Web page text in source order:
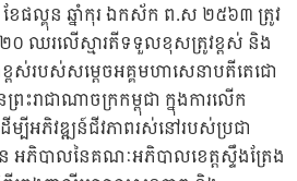
ខែផល្គុន ឆ្នាំកុរ ឯកស័ក ព.ស ២៥៦៣ ត្រូវ
០២០ ឈរលើស្មារតីទទួលខុសត្រូវខ្ពស់ និង
ពស់របស់សម្តេចអគ្គមហាសេនាបតីតេជោ
ះរាជាណាចក្រកម្ពុជា ក្នុងការលើក
ម្បីអភិវឌ្ឍន៍ជីវភាពរស់នៅរបស់ប្រជា
ន អភិបាលនៃគណៈអភិបាលខេត្តស្ទឹងត្រែង